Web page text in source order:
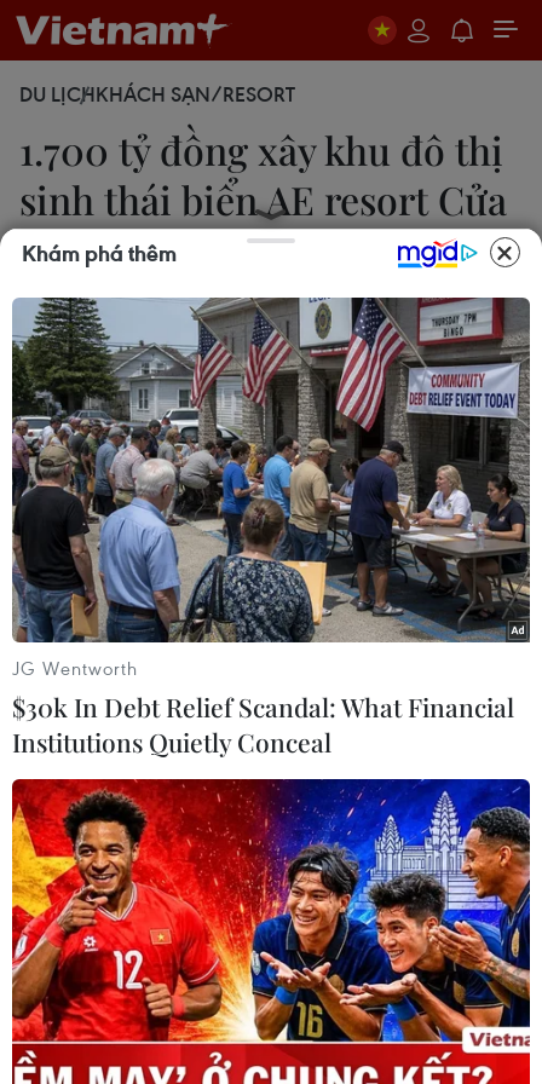
DU LỊCHKHÁCH SẠN/RESORT
1.700 tỷ đồng xây khu đô thị
sinh thái biển AE resort Cửa
Tùng
Thanh Thủy
28/06/2019 08:01
Công ty cổ phần Tập đoàn AE khởi công Khu đô
thị sinh thái biển AE Resort Cửa Tùng, tại huyện
Vĩnh Linh, tỉnh Quảng Trị với diện tích khoảng 36ha
và tổng vốn đầu tư gần 1.700 tỷ đồng.
Nhấn nút khởi công khu đô thị sinh thái biển AE Resort Cửa
Tùng. (Ảnh: Thanh Thủy/TTXVN)
Ngày 28/6, nhân dịp chào mừng kỷ niệm 30
năm tái lập tỉnh Quảng Trị (1/7/1989-1/7/2019),
Công ty cổ phần Tập đoàn AE tổ chức lễ khởi
công Khu đô thị sinh thái biển AE Resort Cửa
Tùng, tại huyện Vĩnh Linh.
Khám phá thêm
JG Wentworth
$30k In Debt Relief Scandal: What Financial
Institutions Quietly Conceal